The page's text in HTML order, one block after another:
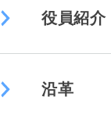
役員紹介
沿革